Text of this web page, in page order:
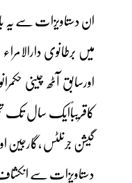
ان دستاویزات سے یہ
میں برطانوی
کاقریباًایک سال تک
گیشن جرنلٹس ،گارجین
دستاویزات سے انکشاف